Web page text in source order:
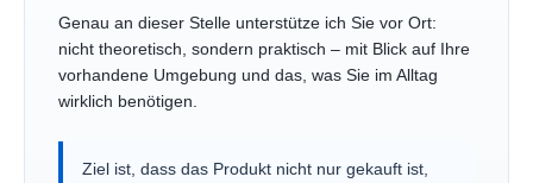
Genau an dieser Stelle unterstütze ich Sie vor Ort:
nicht theoretisch, sondern praktisch – mit Blick auf Ihre
vorhandene Umgebung und das, was Sie im Alltag
wirklich benötigen.
Ziel ist, dass das Produkt nicht nur gekauft ist,